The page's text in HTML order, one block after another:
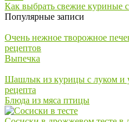
Как выбрать свежие куриные
Популярные записи
Очень нежное творожное
рецептов
Выпечка
Шашлык из курицы с луком и
рецепта
Блюда из мяса птицы